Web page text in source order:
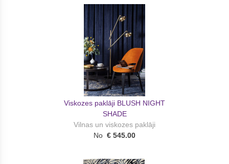
Viskozes paklāji BLUSH NIGHT
SHADE
Vilnas un viskozes paklāji
No € 545.00